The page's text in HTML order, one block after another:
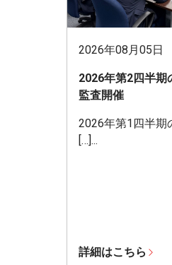
2026年08月05日
2026年第2四半期
監査開催
2026年第1四半期
[…]...
詳細はこちら